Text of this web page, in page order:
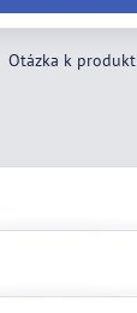
Otázka k